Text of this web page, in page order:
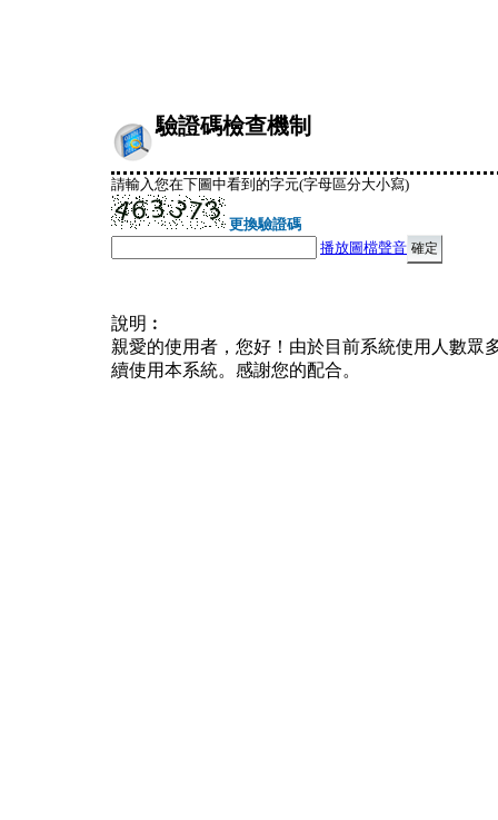
驗證碼檢查機制
請輸入您在下圖中看到的字元(字母區分大小寫)
更換驗證碼
播放圖檔聲音
說明︰
親愛的使用者，您好！由於目前系統使用人數眾
續使用本系統。感謝您的配合。